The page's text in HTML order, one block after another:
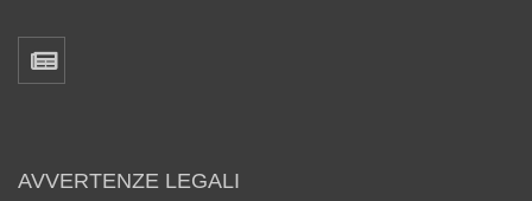
AVVERTENZE LEGALI